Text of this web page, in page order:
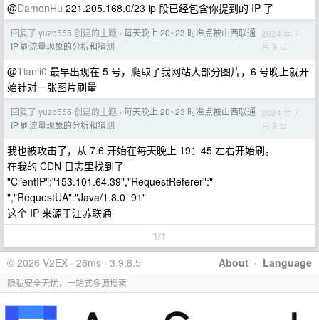
@DamonHu 221.205.168.0/23 ip 段已经包含你提到的 IP 了
回复了 yuzo555 创建的主题 › 每天晚上 20~23 时准点被山西联通
IP 刷流量现象的分析和猜测
2024 年 7
月 9 日
@Tianli0 最早出现在 5 号，爬取了我网站大部分图片，6 号晚上就开
始针对一张图片刷量
回复了 yuzo555 创建的主题 › 每天晚上 20~23 时准点被山西联通
IP 刷流量现象的分析和猜测
2024 年 7
月 9 日
我也被攻击了，从 7.6 开始在每天晚上 19：45 左右开始刷。
在我的 CDN 日志里找到了
"ClientIP":"153.101.64.39","RequestReferer":"-
","RequestUA":"Java/1.8.0_91"
这个 IP 来源于江苏联通
1/1
About · Language
© 2026 V2EX · 26ms · 3.9.8.5
隐私安全无忧，一站式多源搜索